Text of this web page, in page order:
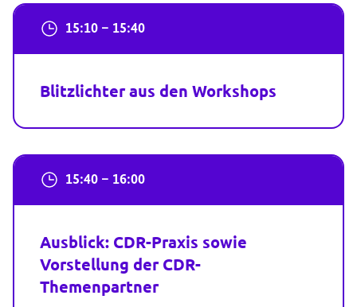
15:10 – 15:40
Blitzlichter aus den Workshops
15:40 – 16:00
Ausblick: CDR-Praxis sowie
Vorstellung der CDR-
Themenpartner